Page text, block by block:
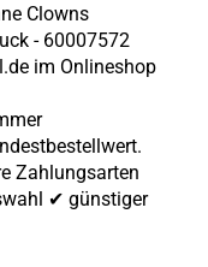
Clowns
- 60007572
im Onlineshop
Zahlungsarten
✔ günstiger